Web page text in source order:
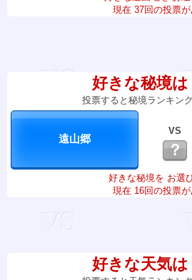
現在 37回の投票が
好きな秘境は
投票すると秘境ランキン
VS
？
好きな秘境を お選
現在 16回の投票が
好きな天気は